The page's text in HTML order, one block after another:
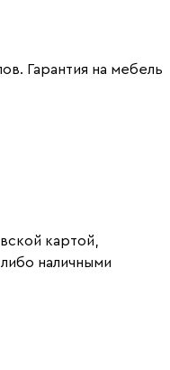
Гарантия на мебель
картой,
наличными